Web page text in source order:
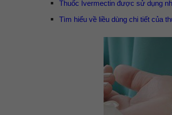
Thuốc Ivermectin được sử dụng
Tìm hiểu về liều dùng chi tiết của